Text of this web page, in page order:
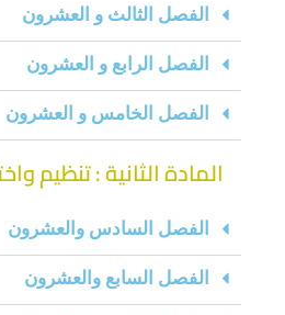
الفصل الثالث و العشرون
الفصل الرابع و العشرون
الفصل الخامس و العشرون
المادة الثانية : تنظيم
الفصل السادس والعشرون
الفصل السابع والعشرون